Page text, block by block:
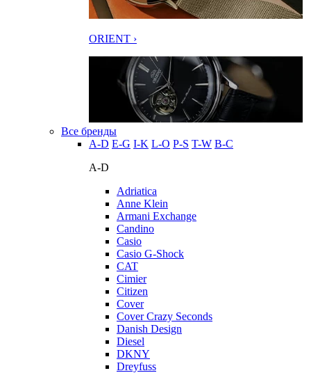
ORIENT ›
Все бренды
A-D E-G I-K L-O P-S T-W В-С
A-D
Adriatica
Anne Klein
Armani Exchange
Candino
Casio
Casio G-Shock
CAT
Cimier
Citizen
Cover
Cover Crazy Seconds
Danish Design
Diesel
DKNY
Dreyfuss